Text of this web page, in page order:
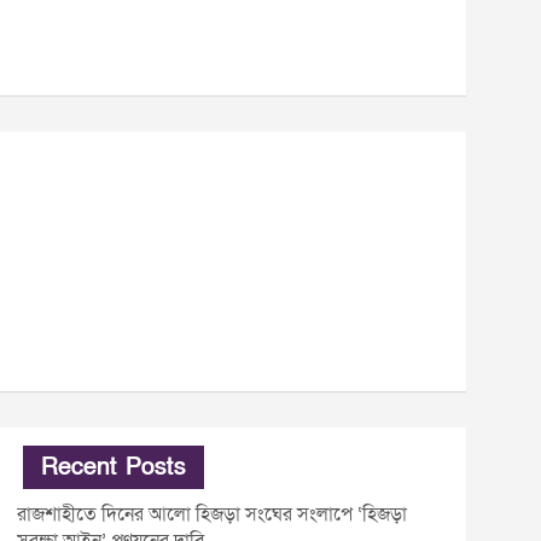
Recent Posts
রাজশাহীতে দিনের আলো হিজড়া সংঘের সংলাপে ‘হিজড়া